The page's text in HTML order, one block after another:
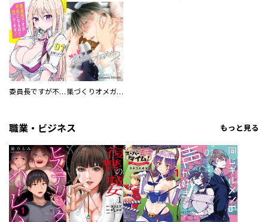
委員長ですが不良になるほど恋してます！ 巣づくりオメガバース
職業・ビジネス もっと見る